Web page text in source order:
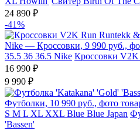
24 890 ₽
-41%
35.5 36 36.5 Nike Кроссовки
16 990 ₽
9 990 ₽
S M L XL XXL Blue Blue Japan
'Bassen'